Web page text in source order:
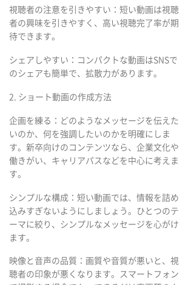
視聴者の注意を引きやすい：短い動画は視聴
者の興味を引きやすく、高い視聴完了率が期
待できます。
シェアしやすい：コンパクトな動画はSNSで
のシェアも簡単で、拡散力があります。
2. ショート動画の作成方法
企画を練る：どのようなメッセージを伝えた
いのか、何を強調したいのかを明確にしま
す。新卒向けのコンテンツなら、企業文化や
働きがい、キャリアパスなどを中心に考えま
す。
シンプルな構成：短い動画では、情報を詰め
込みすぎないようにしましょう。ひとつのテ
ーマに絞り、シンプルなメッセージを心がけ
ます。
映像と音声の品質：画質や音質が悪いと、視
聴者の印象が悪くなります。スマートフォン